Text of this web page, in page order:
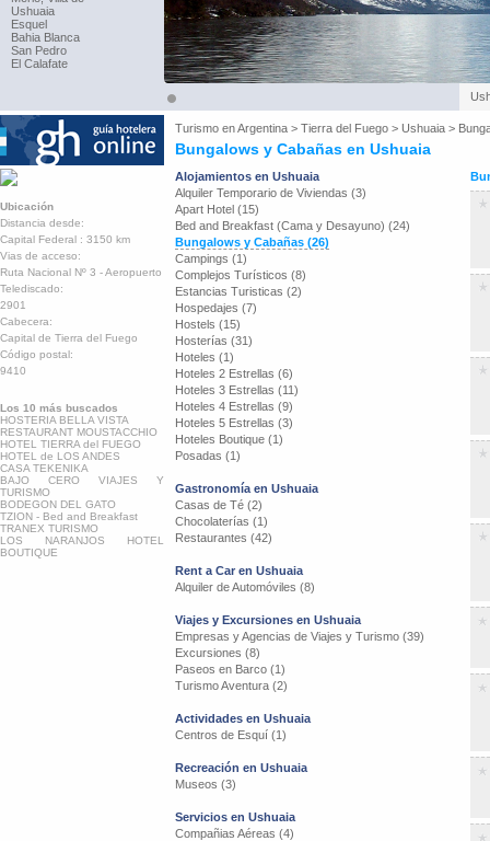
Ushuaia
Esquel
Bahia Blanca
San Pedro
El Calafate
Turismo enArgentina > Tierra del Fuego > Ushuaia >
Bungalows y Cabañas en Ushuaia
Ubicación
Distancia desde:
Capital Federal : 3150 km
Vias de acceso:
Ruta Nacional Nº 3 - Aeropuerto
Telediscado:
2901
Cabecera:
Capital de Tierra del Fuego
Código postal:
9410
Los 10 más buscados
HOSTERIA BELLA VISTA
RESTAURANT MOUSTACCHIO
HOTEL TIERRA del FUEGO
HOTEL de LOS ANDES
CASA TEKENIKA
BAJO CERO VIAJES Y
TURISMO
BODEGON DEL GATO
TZION - Bed and Breakfast
TRANEX TURISMO
LOS NARANJOS HOTEL
BOUTIQUE
Alojamientos en Ushuaia
Alquiler Temporario de Viviendas (3)
Apart Hotel (15)
Bed and Breakfast (Cama y Desayuno) (24)
Bungalows y Cabañas (26)
Campings (1)
Complejos Turísticos (8)
Estancias Turisticas (2)
Hospedajes (7)
Hostels (15)
Hosterías (31)
Hoteles (1)
Hoteles 2 Estrellas (6)
Hoteles 3 Estrellas (11)
Hoteles 4 Estrellas (9)
Hoteles 5 Estrellas (3)
Hoteles Boutique (1)
Posadas (1)
Gastronomía en Ushuaia
Casas de Té (2)
Chocolaterías (1)
Restaurantes (42)
Rent a Car en Ushuaia
Alquiler de Automóviles (8)
Viajes y Excursiones en Ushuaia
Empresas y Agencias de Viajes y Turismo (39)
Excursiones (8)
Paseos en Barco (1)
Turismo Aventura (2)
Actividades en Ushuaia
Centros de Esquí (1)
Recreación en Ushuaia
Museos (3)
Servicios en Ushuaia
Compañias Aéreas (4)